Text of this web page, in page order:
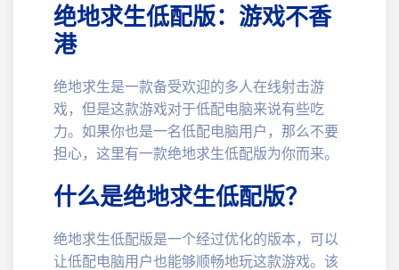
绝地求生低配版：游戏不香
港
绝地求生是一款备受欢迎的多人在线射击游
戏，但是这款游戏对于低配电脑来说有些吃
力。如果你也是一名低配电脑用户，那么不要
担心，这里有一款绝地求生低配版为你而来。
什么是绝地求生低配版？
绝地求生低配版是一个经过优化的版本，可以
让低配电脑用户也能够顺畅地玩这款游戏。该